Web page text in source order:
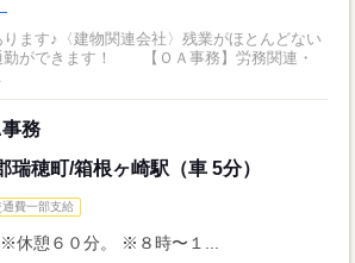
ます♪〈建物関連会社〉残業がほとんどない
勤ができます！ 【ＯＡ事務】労務関連・
務
瑞穂町/箱根ヶ崎駅（車 5分）
通費一部支給
休憩６０分。 ※８時〜１...